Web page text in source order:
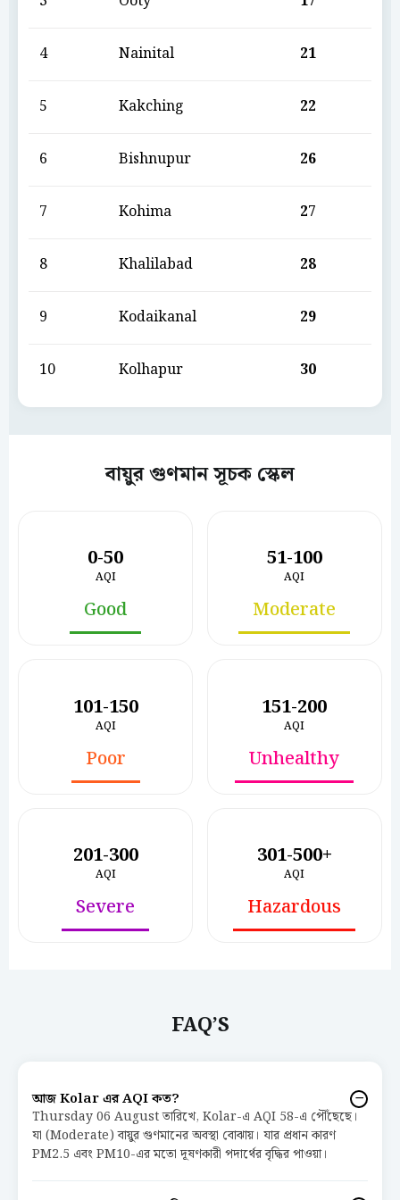
4 Nainital 21
5 Kakching 22
6 Bishnupur 26
7 Kohima 27
8 Khalilabad 28
9 Kodaikanal 29
10 Kolhapur 30
বায়ুর গুণমান সূচক স্কেল
0-50
AQI
Good
51-100
AQI
Moderate
101-150
AQI
Poor
151-200
AQI
Unhealthy
201-300
AQI
Severe
301-500+
AQI
Hazardous
FAQ’S
আজ Kolar এর AQI কত?
Thursday 06 August তারিখে, Kolar-এ AQI 58-এ পৌঁছেছে।
যা (Moderate) বায়ুর গুণমানের অবস্থা বোঝায়। যার প্রধান কারণ
PM2.5 এবং PM10-এর মতো দূষণকারী পদার্থের বৃদ্ধির পাওয়া।